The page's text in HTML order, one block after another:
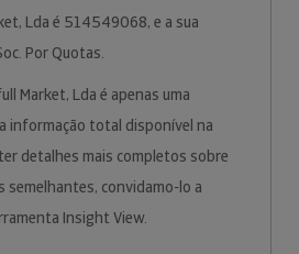
Lda é 514549068, e a sua
Por Quotas.
Market, Lda é apenas uma
informação total disponível na
detalhes mais completos sobre
semelhantes, convidamo-lo a
Insight View.